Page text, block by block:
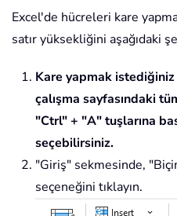
Excel'de hücreleri kare
satır yüksekliğini aşağıdaki
Kare yapmak
çalışma sayfasındaki
"Ctrl" + "A" tuşlarına
seçebilirsiniz.
"Giriş" sekmesinde,
seçeneğini tıklayın.